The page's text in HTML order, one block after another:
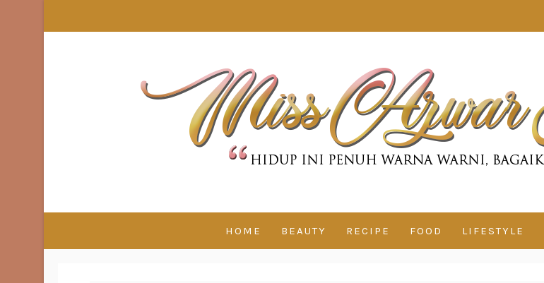
HOME BEAUTY RECIPE FOOD LIFESTYLE